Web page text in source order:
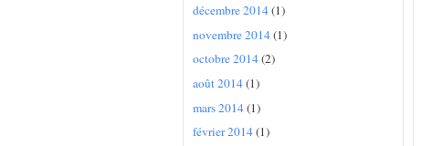
décembre 2014(1)
novembre 2014(1)
octobre 2014(2)
août 2014(1)
mars 2014(1)
février 2014(1)